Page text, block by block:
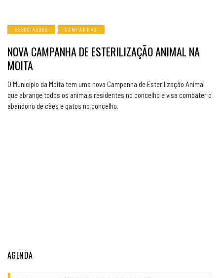
ASSOCIAÇÕES CAMPANHAS
NOVA CAMPANHA DE ESTERILIZAÇÃO ANIMAL NA
MOITA
O Município da Moita tem uma nova Campanha de Esterilização Animal
que abrange todos os animais residentes no concelho e visa combater o
abandono de cães e gatos no concelho.
AGENDA